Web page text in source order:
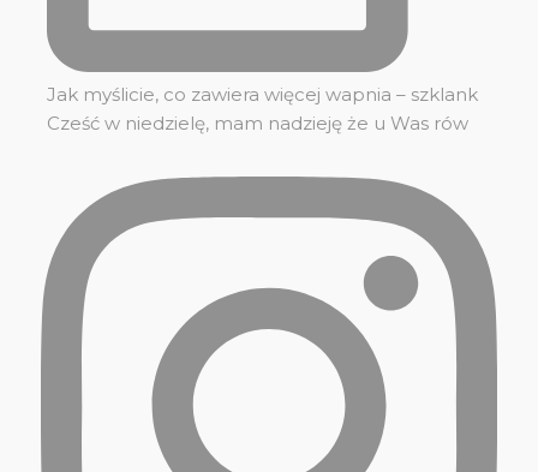
Jak myślicie, co zawiera więcej wapnia – szklank
Cześć w niedzielę, mam nadzieję że u Was rów